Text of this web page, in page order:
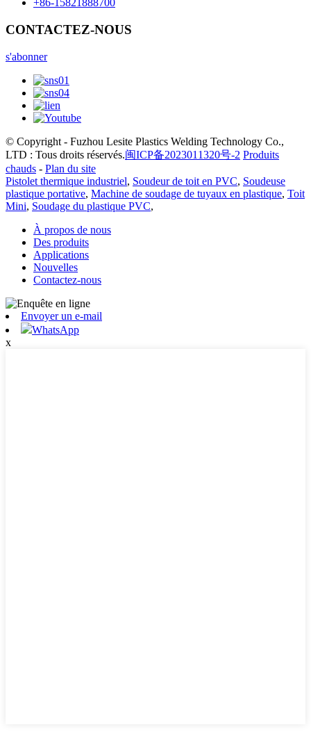
+86-15821888700
CONTACTEZ-NOUS
s'abonner
© Copyright - Fuzhou Lesite Plastics Welding Technology Co.,
LTD : Tous droits réservés.闽ICP备2023011320号-2 Produits
chauds - Plan du site
Pistolet thermique industriel, Soudeur de toit en PVC, Soudeuse
plastique portative, Machine de soudage de tuyaux en plastique, Toit
Mini, Soudage du plastique PVC,
À propos de nous
Des produits
Applications
Nouvelles
Contactez-nous
Envoyer un e-mail
WhatsApp
x